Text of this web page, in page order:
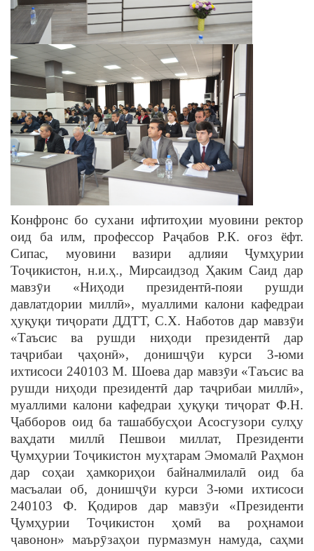
Конфронс бо сухани ифтитоҳии муовини ректор
оид ба илм, профессор Раҷабов Р.К. оғоз ёфт.
Сипас, муовини вазири адлияи Ҷумҳурии
Тоҷикистон, н.и.ҳ., Мирсаидзод Ҳаким Саид дар
мавзȳи «Ниҳоди президентӣ-пояи рушди
давлатдории миллӣ», муаллими калони кафедраи
ҳуқуқи тиҷорати ДДТТ, С.Х. Наботов дар мавзȳи
«Таъсис ва рушди ниҳоди президентӣ дар
таҷрибаи ҷаҳонӣ», донишҷȳи курси 3-юми
ихтисоси 240103 М. Шоева дар мавзȳи «Таъсис ва
рушди ниҳоди президентӣ дар таҷрибаи миллӣ»,
муаллими калони кафедраи ҳуқуқи тиҷорат Ф.Н.
Ҷабборов оид ба ташаббусҳои Асосгузори сулҳу
ваҳдати миллӣ Пешвои миллат, Президенти
Ҷумҳурии Тоҷикистон муҳтарам Эмомалӣ Раҳмон
дар соҳаи ҳамкориҳои байналмилалӣ оид ба
масъалаи об, донишҷȳи курси 3-юми ихтисоси
240103 Ф. Қодиров дар мавзȳи «Президенти
Ҷумҳурии Тоҷикистон ҳомӣ ва роҳнамои
ҷавонон» маърȳзаҳои пурмазмун намуда, саҳми